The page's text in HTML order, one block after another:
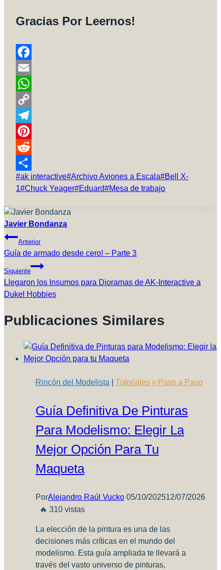
Gracias Por Leernos!
Facebook
Email
WhatsApp
Copy
Link
Telegram
Pinterest
Reddit
Compartir
Etiquetas
de
entrada:
#ak interactive#Archivo Aviones a Escala#Bell X-
1#Chuck Yeager#Eduard#Mesa de trabajo
Javier Bondanza
Navegación
De
Entradas
Anterior
Guía de armado desde cero! – Parte 3
Siguiente
Llegaron los Insumos para Dioramas de AK-Interactive a
Dukel Hobbies
Publicaciones Similares
Rincón del Modelista Tutoriales y Paso a Paso
Guía Definitiva De Pinturas
Para Modelismo: Elegir La
Mejor Opción Para Tu
Maqueta
PorAlejandro Raúl Vucko 05/10/202512/07/2026
🔥 310 vistas
La elección de la pintura es una de las
decisiones más críticas en el mundo del
modelismo. Esta guía ampliada te llevará a
través del vasto universo de pinturas,